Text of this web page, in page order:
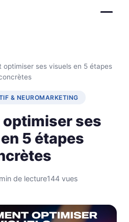
ses visuels en 5 étapes
& NEUROMARKETING
ses
5 étapes
de lecture144 vues